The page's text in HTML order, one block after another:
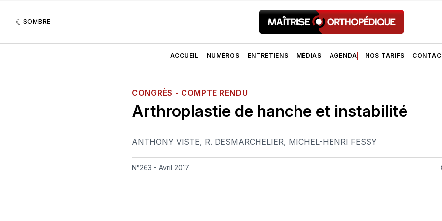
SOMBRE
ACCUEIL NUMÉROS ENTRETIENS MÉDIAS AGENDA NOS TARIFS
CONGRÈS - COMPTE RENDU
Arthroplastie de hanche et instabilité
ANTHONY VISTE, R. DESMARCHELIER, MICHEL-HENRI FESSY
N°263 - Avril 2017